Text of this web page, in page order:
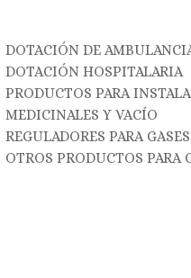
DOTACIÓN DE
DOTACIÓN HOSPITALARIA
PRODUCTOS PARA
MEDICINALES Y VACÍO
REGULADORES PARA
OTROS PRODUCTOS PARA